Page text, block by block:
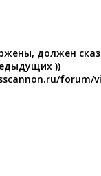
должен
))
forum/